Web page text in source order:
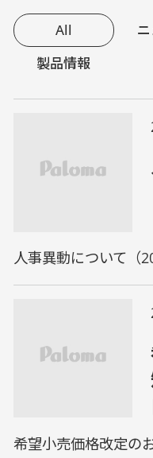
All
製品情報
人事異動について（
希望小売価格改定の